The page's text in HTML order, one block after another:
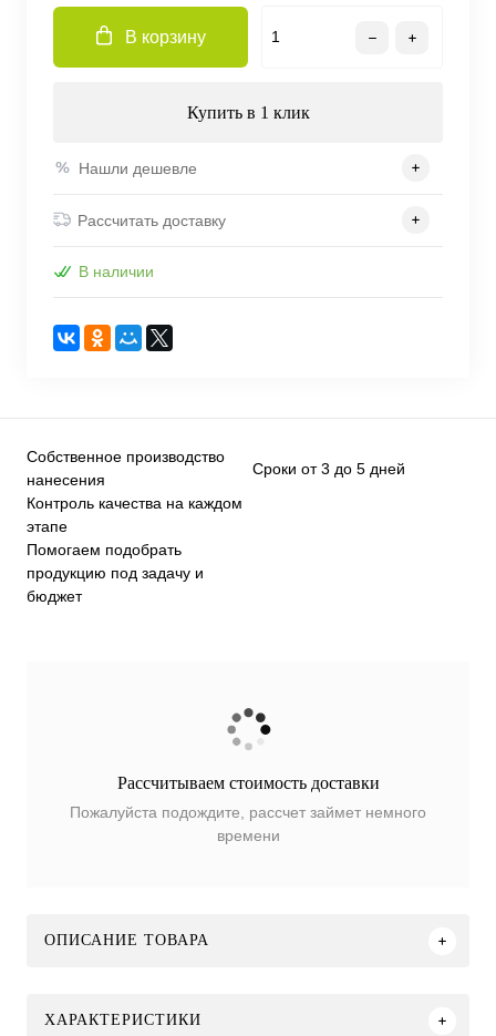
В корзину
Купить в 1 клик
Нашли дешевле
Рассчитать доставку
В наличии
Собственное производство
нанесения
Сроки от 3 до 5 дней
Контроль качества на каждом
этапе
Помогаем подобрать
продукцию под задачу и
бюджет
Рассчитываем стоимость доставки
Пожалуйста подождите, рассчет займет немного
времени
ОПИСАНИЕ ТОВАРА
ХАРАКТЕРИСТИКИ